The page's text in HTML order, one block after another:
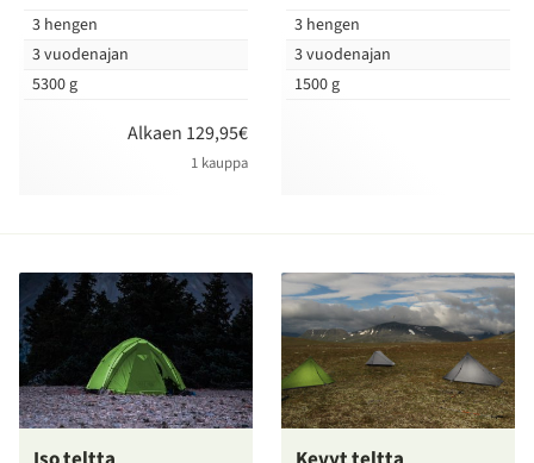
3 hengen
3 vuodenajan
5300 g
Alkaen 129,95€
1 kauppa
3 hengen
3 vuodenajan
1500 g